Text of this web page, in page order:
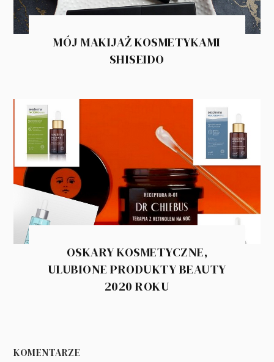
MÓJ MAKIJAŻ KOSMETYKAMI
SHISEIDO
OSKARY KOSMETYCZNE,
ULUBIONE PRODUKTY BEAUTY
2020 ROKU
KOMENTARZE